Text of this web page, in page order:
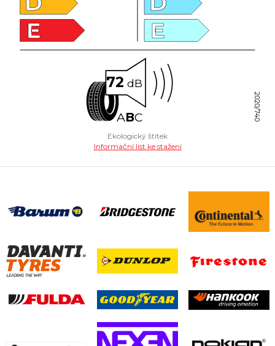
E
E
72 dB
ABC 2020/740
Ekologický štítek
Informační list ke stažení